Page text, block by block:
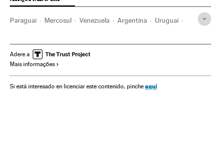
Paraguai Mercosul Venezuela Argentina Uruguai
América do Sul América Latina
Organizações internacionais
Relações exteriores Sociedade Nicolás Maduro
Adere a
Mais informações
Si está interesado en licenciar este contenido, pinche aquí